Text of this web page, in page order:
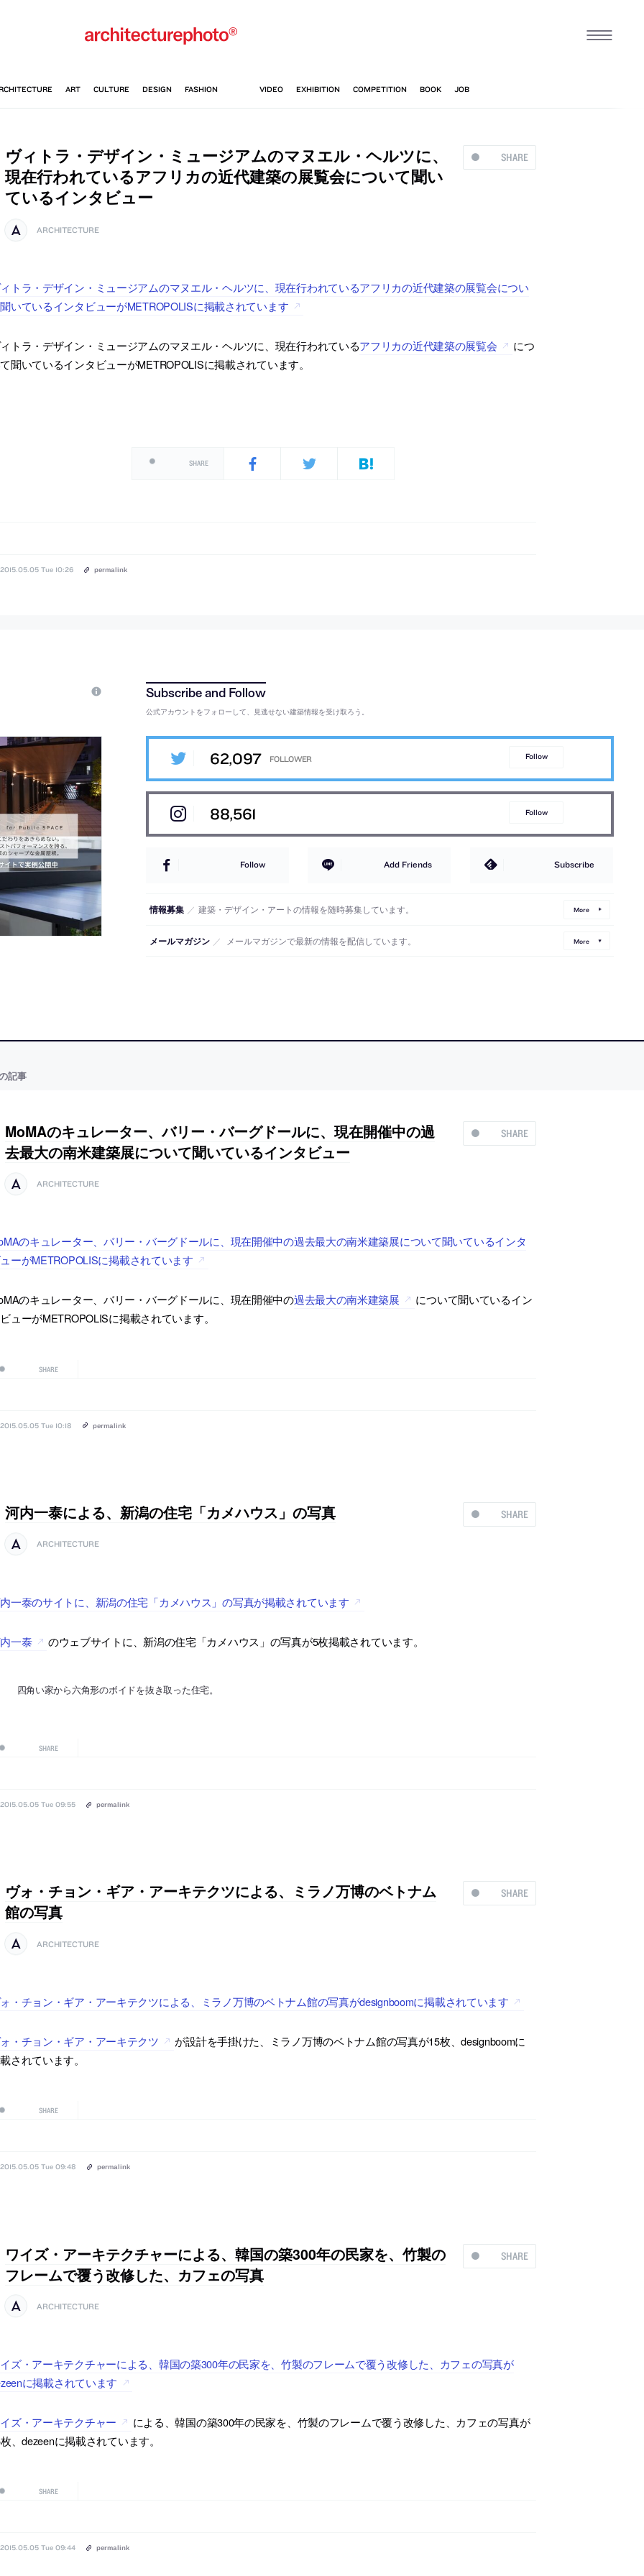
SHARE
ヴィトラ・デザイン・ミュージアムのマヌエル・ヘルツに、
現在行われているアフリカの近代建築の展覧会について聞い
ているインタビュー
ARCHITECTURE
トラ・デザイン・ミュージアムのマヌエル・ヘルツに、現在行われているアフリカの近代建築の展覧会につい
いているインタビューがMETROPOLISに掲載されています
トラ・デザイン・ミュージアムのマヌエル・ヘルツに、現在行われているアフリカの近代建築の展覧会
につ
聞いているインタビューがMETROPOLISに掲載されています。
SHARE
2015.05.05 Tue 10:26 permalink
公式アカウントをフォローして、見逃せない建築情報を受け取ろう。
62,097 Follow
88,561 Follow
Follow Add Friends Subscribe
情報募集 ／ 建築・デザイン・アートの情報を随時募集しています。 More
メールマガジン ／ メールマガジンで最新の情報を配信しています。 More
記事
SHARE
MoMAのキュレーター、バリー・バーグドールに、現在開催中の過
去最大の南米建築展について聞いているインタビュー
ARCHITECTURE
のキュレーター、バリー・バーグドールに、現在開催中の過去最大の南米建築展について聞いているインタ
ーがMETROPOLISに掲載されています
のキュレーター、バリー・バーグドールに、現在開催中の過去最大の南米建築展
について聞いているイン
ューがMETROPOLISに掲載されています。
SHARE
2015.05.05 Tue 10:18 permalink
SHARE
河内一泰による、新潟の住宅「カメハウス」の写真
ARCHITECTURE
一泰のサイトに、新潟の住宅「カメハウス」の写真が掲載されています
一泰 のウェブサイトに、新潟の住宅「カメハウス」の写真が5枚掲載されています。
四角い家から六角形のボイドを抜き取った住宅。
SHARE
2015.05.05 Tue 09:55 permalink
SHARE
ヴォ・チョン・ギア・アーキテクツによる、ミラノ万博のベトナム
館の写真
ARCHITECTURE
・チョン・ギア・アーキテクツによる、ミラノ万博のベトナム館の写真がdesignboomに掲載されています
・チョン・ギア・アーキテクツ
が設計を手掛けた、ミラノ万博のベトナム館の写真が15枚、designboomに
されています。
SHARE
2015.05.05 Tue 09:48 permalink
SHARE
ワイズ・アーキテクチャーによる、韓国の築300年の民家を、竹製の
フレームで覆う改修した、カフェの写真
ARCHITECTURE
ズ・アーキテクチャーによる、韓国の築300年の民家を、竹製のフレームで覆う改修した、カフェの写真が
に掲載されています
ズ・アーキテクチャー
による、韓国の築300年の民家を、竹製のフレームで覆う改修した、カフェの写真が
、dezeenに掲載されています。
SHARE
2015.05.05 Tue 09:44 permalink